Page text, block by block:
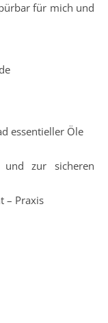
für mich und
essentieller Öle
zur sicheren
– Praxis